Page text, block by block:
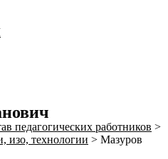
педагогических работников >
изо, технологии > Мазуров